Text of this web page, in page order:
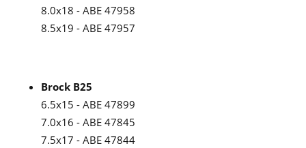
8.0x18 - ABE 47958
8.5x19 - ABE 47957
Brock B25
6.5x15 - ABE 47899
7.0x16 - ABE 47845
7.5x17 - ABE 47844